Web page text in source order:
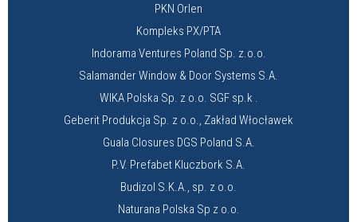
PKN Orlen
Kompleks PX/PTA
Indorama Ventures Poland Sp. z.o.o.
Salamander Window & Door Systems S.A.
WIKA Polska Sp. z o.o. SGF sp.k .
Geberit Produkcja Sp. z o.o., Zakład Włocławek
Guala Closures DGS Poland S.A.
P.V. Prefabet Kluczbork S.A.
Budizol S.K.A., sp. z o.o.
Naturana Polska Sp z o.o.